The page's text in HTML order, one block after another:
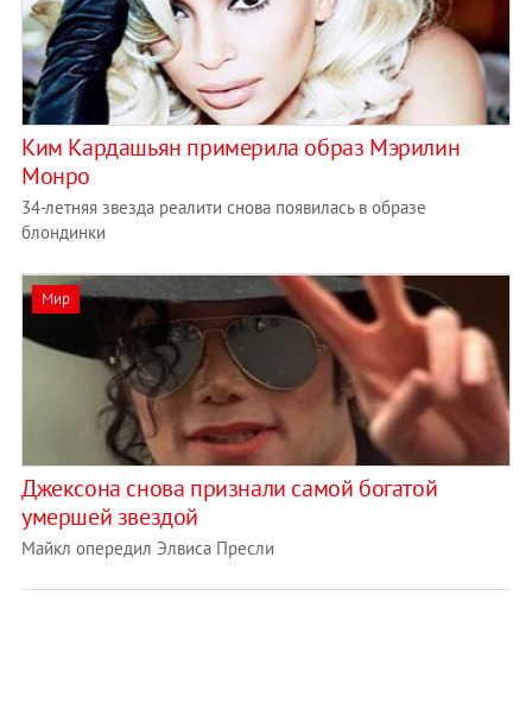
Ким Кардашьян примерила образ Мэрилин
Монро
34-летняя звезда реалити снова появилась в образе
блондинки
Мир
Джексона снова признали самой богатой
умершей звездой
Майкл опередил Элвиса Пресли